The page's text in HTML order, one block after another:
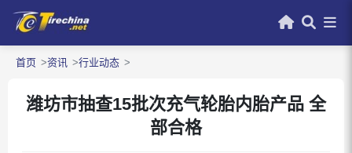
首页 资讯 行业动态
潍坊市抽查15批次充气轮胎内胎产品 全
部合格